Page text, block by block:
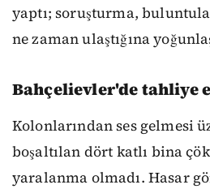
yaptı; soruşturma,
ne zaman ulaştığına
Bahçelievler'de tahliye
Kolonlarından ses gelmesi
boşaltılan dört katlı bina
yaralanma olmadı. Hasar